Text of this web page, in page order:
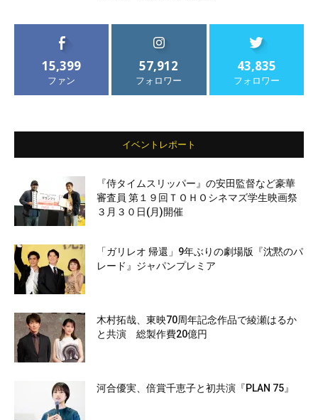
15,399
ファン
57,912
フォロワー
43,835
フォロワー
イベントレポート
『侍タイムスリッパー』の安田監督など豪華
審査員 第１９回ＴＯＨＯシネマズ学生映画祭
３月３０日(月)開催
「ガリレオ 帰還」9年ぶりの劇場版『沈黙のパ
レード』ジャパンプレミア
木村拓哉、東映70周年記念作品で綾瀬はるか
と共演 総製作費20億円
河合優実、倍賞千恵子と初共演『PLAN 75』